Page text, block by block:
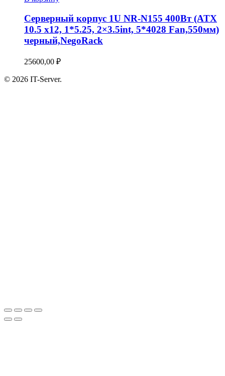
Серверный корпус 1U NR-N155 400Вт (ATX
10.5 x12, 1*5.25, 2×3.5int, 5*4028 Fan,550мм)
черный,NegoRack
25600,00 ₽
© 2026 IT-Server.